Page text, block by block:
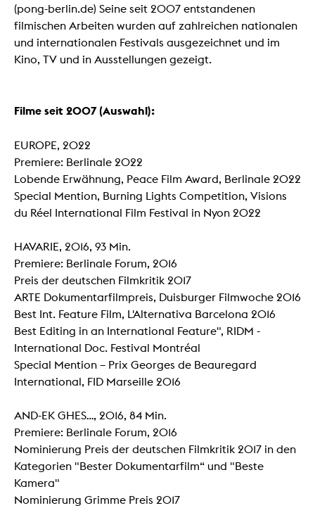
(pong-berlin.de) Seine seit 2007 entstandenen
filmischen Arbeiten wurden auf zahlreichen nationalen
und internationalen Festivals ausgezeichnet und im
Kino, TV und in Ausstellungen gezeigt.
Filme seit 2007 (Auswahl):
EUROPE, 2022
Premiere: Berlinale 2022
Lobende Erwähnung, Peace Film Award, Berlinale 2022
Special Mention, Burning Lights Competition, Visions
du Réel International Film Festival in Nyon 2022
HAVARIE, 2016, 93 Min.
Premiere: Berlinale Forum, 2016
Preis der deutschen Filmkritik 2017
ARTE Dokumentarfilmpreis, Duisburger Filmwoche 2016
Best Int. Feature Film, L'Alternativa Barcelona 2016
Best Editing in an International Feature", RIDM -
International Doc. Festival Montréal
Special Mention – Prix Georges de Beauregard
International, FID Marseille 2016
AND-EK GHES..., 2016, 84 Min.
Premiere: Berlinale Forum, 2016
Nominierung Preis der deutschen Filmkritik 2017 in den
Kategorien "Bester Dokumentarfilm“ und "Beste
Kamera"
Nominierung Grimme Preis 2017